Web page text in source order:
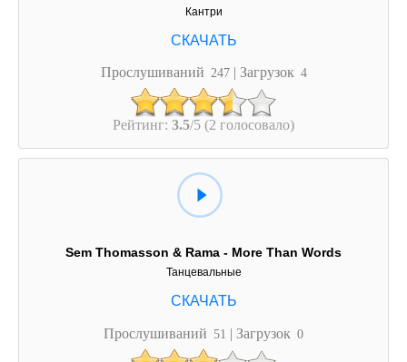
Кантри
Прослушиваний 247 | Загрузок 4
Рейтинг: 3.5/5 (2 голосовало)
Sem Thomasson & Rama - More Than Words
Танцевальные
Прослушиваний 51 | Загрузок 0